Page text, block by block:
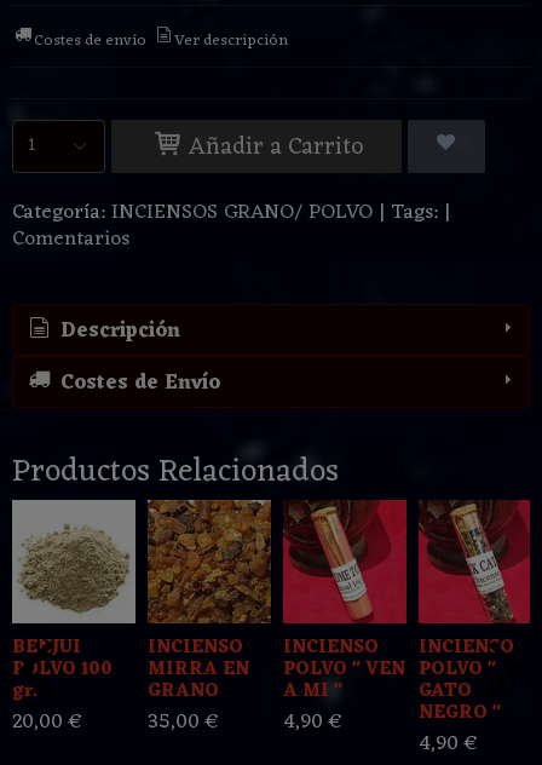
Costes de envío Ver descripción
Añadir a Carrito
Categoría:INCIENSOS GRANO/ POLVO | Tags: |
Comentarios
Descripción
Costes de Envío
Productos Relacionados
BENJUI
POLVO 100
gr.
20,00 €
INCIENSO
MIRRA EN
GRANO
35,00 €
INCIENSO
POLVO " VEN
A MI "
4,90 €
INCIENSO
POLVO "
GATO
NEGRO "
4,90 €